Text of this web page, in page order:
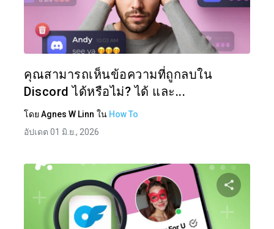
แบ่งปั
คุณสามารถเห็นข้อความที่ถูกลบใน
Discord ได้หรือไม่? ได้ และ...
โดย Agnes W Linn ใน How To
อัปเดต 01 มิ.ย., 2026